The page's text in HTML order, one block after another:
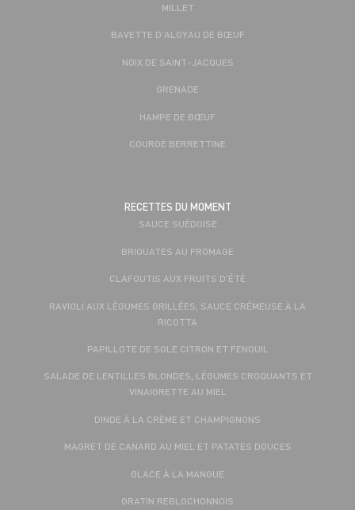
MILLET
BAVETTE D'ALOYAU DE BŒUF
NOIX DE SAINT-JACQUES
GRENADE
HAMPE DE BŒUF
COURGE BERRETTINE
RECETTES DU MOMENT
SAUCE SUÉDOISE
BRIOUATES AU FROMAGE
CLAFOUTIS AUX FRUITS D'ÉTÉ
RAVIOLI AUX LÉGUMES GRILLÉES, SAUCE CRÉMEUSE À LA
RICOTTA
PAPILLOTE DE SOLE CITRON ET FENOUIL
SALADE DE LENTILLES BLONDES, LÉGUMES CROQUANTS ET
VINAIGRETTE AU MIEL
DINDE À LA CRÈME ET CHAMPIGNONS
MAGRET DE CANARD AU MIEL ET PATATES DOUCES
GLACE À LA MANGUE
GRATIN REBLOCHONNOIS